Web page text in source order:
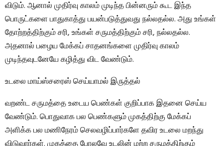
விடும். ஆனால் முதிர்வு காலம் முடிந்த பின்னரும் கூட இந்த
பொருட்களை பாதுகாத்து பயன்படுத்துவது நல்லதல்ல. அது உங்கள்
தோற்றத்திற்கும் சரி, உங்கள் சருமத்திற்கும் சரி, நல்லதல்ல.
அதனால் பழைய மேக்கப் சாதனங்களை முதிர்வு காலம்
முடிந்தவுடனேயே கழித்து விட வேண்டும்.
உடலை மாய்ஸ்சரைஸ் செய்யாமல் இருத்தல்
வறண்ட சருமத்தை உடைய பெண்கள் குறிப்பாக இதனை செய்ய
வேண்டும். பொதுவாக பல பெண்களும் முகத்திற்கு மேக்கப்
அளிக்க பல மணிநேரம் செலவழிப்பார்களே தவிர உடலை மறந்து